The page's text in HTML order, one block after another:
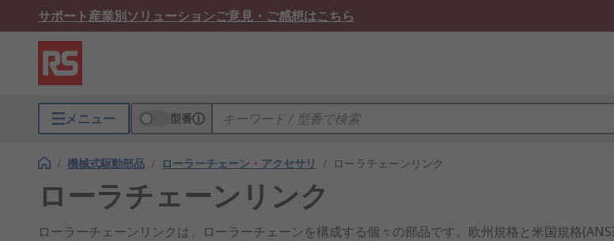
サポート産業別ソリューションご意見・ご感想はこちら
メニュー 型番
/ 機械式駆動部品 / ローラーチェーン・アクセサリ / ローラチェーンリンク
ローラチェーンリンク
ローラーチェーンリンクは、ローラーチェーンを構成する個々の部品です。欧州規格と米国規格